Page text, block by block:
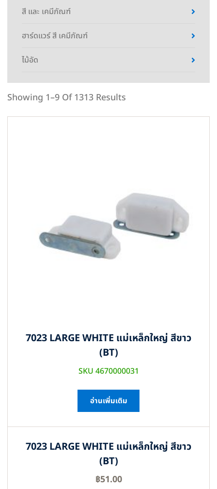
สี และ เคมีภัณฑ์
ฮาร์ดแวร์ สี เคมีภัณฑ์
ไม้อัด
Showing 1–9 Of 1313 Results
7023 LARGE WHITE แม่เหล็กใหญ่ สีขาว
(BT)
SKU 4670000031
อ่านเพิ่มเติม
7023 LARGE WHITE แม่เหล็กใหญ่ สีขาว
(BT)
฿51.00